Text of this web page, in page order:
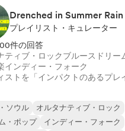
Drenched in Summer
プレイリスト・キュレーター
件の回答
ティブ・ロックブルース ドリー
インディー・フォーク
ストを「インパクトのあるプレ
ソウル
オルタナティブ・ロック
・ポップ
インディー・フォーク